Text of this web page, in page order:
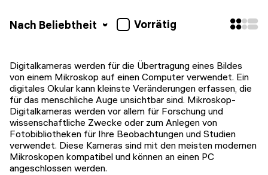
Nach Beliebtheit Vorrätig
Digitalkameras werden für die Übertragung eines Bildes
von einem Mikroskop auf einen Computer verwendet. Ein
digitales Okular kann kleinste Veränderungen erfassen, die
für das menschliche Auge unsichtbar sind. Mikroskop-
Digitalkameras werden vor allem für Forschung und
wissenschaftliche Zwecke oder zum Anlegen von
Fotobibliotheken für Ihre Beobachtungen und Studien
verwendet. Diese Kameras sind mit den meisten modernen
Mikroskopen kompatibel und können an einen PC
angeschlossen werden.